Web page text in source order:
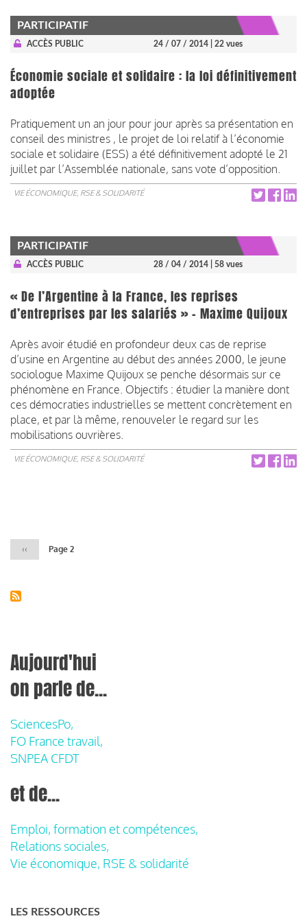
PARTICIPATIF
ACCÈS PUBLIC 24 / 07 / 2014 | 22 vues
Économie sociale et solidaire : la loi définitivement
adoptée
Pratiquement un an jour pour jour après sa présentation en
conseil des ministres , le projet de loi relatif à l’économie
sociale et solidaire (ESS) a été définitivement adopté le 21
juillet par l’Assemblée nationale, sans vote d’opposition.
VIE ÉCONOMIQUE, RSE & SOLIDARITÉ
PARTICIPATIF
ACCÈS PUBLIC 28 / 04 / 2014 | 58 vues
« De l’Argentine à la France, les reprises
d’entreprises par les salariés » - Maxime Quijoux
Après avoir étudié en profondeur deux cas de reprise
d’usine en Argentine au début des années 2000, le jeune
sociologue Maxime Quijoux se penche désormais sur ce
phénomène en France. Objectifs : étudier la manière dont
ces démocraties industrielles se mettent concrètement en
place, et par là même, renouveler le regard sur les
mobilisations ouvrières.
VIE ÉCONOMIQUE, RSE & SOLIDARITÉ
Page
précédente
‹‹ Page 2
Aujourd'hui
on parle de...
SciencesPo,
FO France travail,
SNPEA CFDT
et de...
Emploi, formation et compétences,
Relations sociales,
Vie économique, RSE & solidarité
LES RESSOURCES